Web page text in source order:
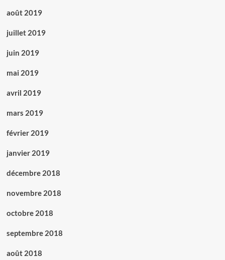
août 2019
juillet 2019
juin 2019
mai 2019
avril 2019
mars 2019
février 2019
janvier 2019
décembre 2018
novembre 2018
octobre 2018
septembre 2018
août 2018